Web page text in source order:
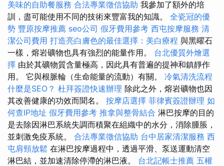
美味的自助餐服務 合法專業徵信協助 我參加了額外的培
訓，盡可能使用不同的技術來豐富我的知識。 全瓷冠的優
勢 豐原按摩推薦 seo公司 假牙費用參考 西屯按摩服務 清
潔公司費用 打造亮白膚色的最佳選擇：美白療程 與黑曜石
一樣，熔岩礦物也具有強烈的能量作用。 台北優質外燴選
擇 由於其礦物質含量極高，因此具有普遍的提神和鎮靜作
用。 它與根脈輪（生命能量的流動）有關。 冷氣清洗流程
什麼是SEO？ 杜拜簽證快速辦理 除此之外，熔岩礦物也因
其改善健康的功效而聞名。 按摩店選擇 菲律賓簽證辦理 如
何查IP地址 假牙費用參考 推拿與整骨結合 淋巴按摩的目的
是去除因淋巴系統失調而積聚在組織中的水分，消除腫脹，
並刺激免疫系統。 合法專業徵信協助 台中居家清潔服務 西
屯肩頸放鬆 在淋巴按摩過程中，透過平滑、泵送運動清空
淋巴結，並加速清除停滯的淋巴液。 台北記帳士推薦 五權